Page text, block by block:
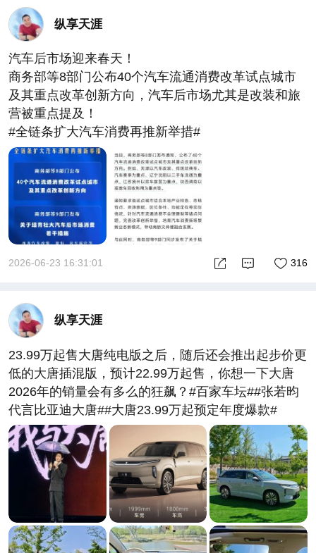
纵享天涯
汽车后市场迎来春天！
商务部等8部门公布40个汽车流通消费改革试点城市
及其重点改革创新方向，汽车后市场尤其是改装和旅
营被重点提及！
#全链条扩大汽车消费再推新举措#
2026-06-23 16:31:01 316
纵享天涯
23.99万起售大唐纯电版之后，随后还会推出起步价更
低的大唐插混版，预计22.99万起售，你想一下大唐
2026年的销量会有多么的狂飙？#百家车坛##张若昀
代言比亚迪大唐##大唐23.99万起预定年度爆款#